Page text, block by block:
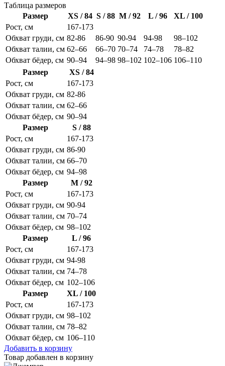
Таблица размеров
Размер
XS / 84 S / 88 M / 92 L / 96
XL / 100
Рост, см
167-173
Обхват груди, см 82-86 86-90 90-94 94-98
98–102
Обхват талии, см 62–66 66–70 70–74 74–78
78–82
Обхват бёдер, см 90–94 94–98 98–102 102–106 106–110
Размер
XS / 84
Рост, см
167-173
Обхват груди, см 82-86
Обхват талии, см 62–66
Обхват бёдер, см 90–94
Размер
S / 88
Рост, см
167-173
Обхват груди, см 86-90
Обхват талии, см 66–70
Обхват бёдер, см 94–98
Размер
M / 92
Рост, см
167-173
Обхват груди, см 90-94
Обхват талии, см 70–74
Обхват бёдер, см 98–102
Размер
L / 96
Рост, см
167-173
Обхват груди, см 94-98
Обхват талии, см 74–78
Обхват бёдер, см 102–106
Размер
XL / 100
Рост, см
167-173
Обхват груди, см 98–102
Обхват талии, см 78–82
Обхват бёдер, см 106–110
Добавить в корзину
Товар добавлен в корзину